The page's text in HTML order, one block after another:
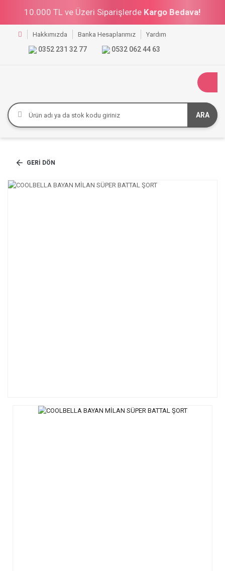
10.000 TL ve Üzeri Siparişlerde Kargo Bedava!
Hakkımızda Banka Hesaplarımız Yardım
0352 231 32 77 0532 062 44 63
ARA
GERI DÖN